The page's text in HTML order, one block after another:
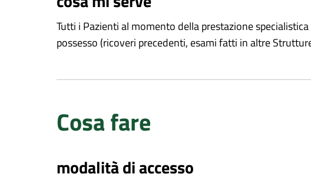
Tutti i Pazienti al momento della prestazione
possesso (ricoveri precedenti, esami fatti in altre
Cosa fare
modalità di accesso